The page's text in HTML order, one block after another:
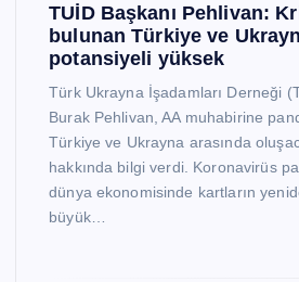
TUİD Başkanı Pehlivan:
bulunan Türkiye ve
potansiyeli yüksek
Türk Ukrayna İşadamları Derneği
Burak Pehlivan, AA muhabirine
Türkiye ve Ukrayna arasında
hakkında bilgi verdi. Koronavirüs
dünya ekonomisinde kartların
büyük…